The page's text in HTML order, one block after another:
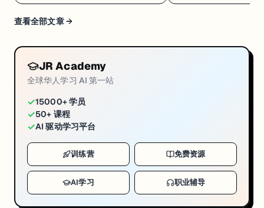
查看全部文章 →
JR Academy
全球华人学习 AI 第一站
✓15000+ 学员
✓50+ 课程
✓AI 驱动学习平台
训练营 免费资源
AI学习 职业辅导